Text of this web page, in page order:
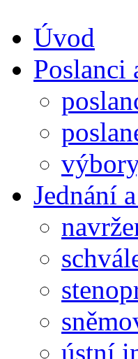
Úvod
Poslanci
Jednání
ústní